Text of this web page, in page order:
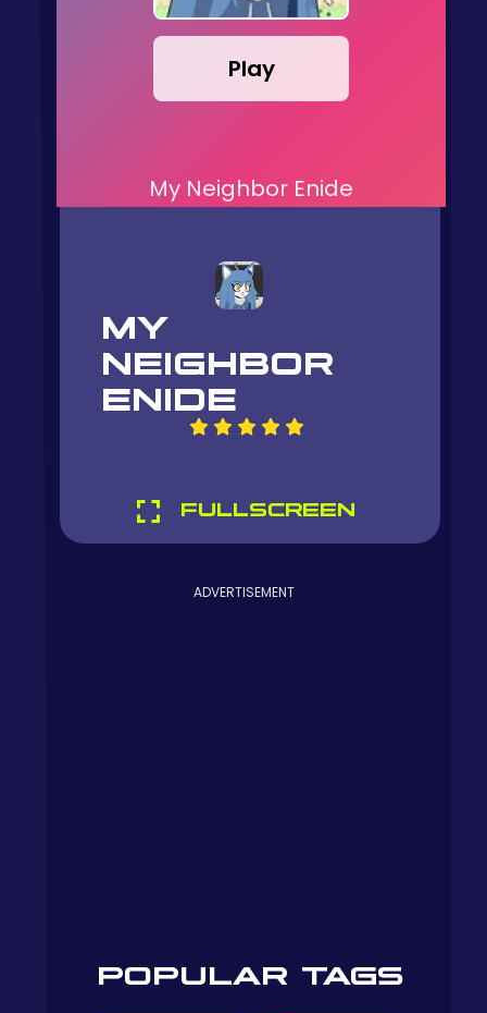
Play
My Neighbor Enide
MY
NEIGHBOR
ENIDE
FULLSCREEN
ADVERTISEMENT
POPULAR TAGS